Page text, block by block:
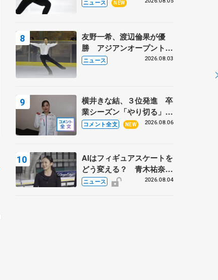
ニュース NEW
友野一希、渡辺倫果が優
勝 アジアンオープントロ
フィー
ニュース 2026.08.03
横井きな結、３位発進 卒
業シーズン「やり切る」
【みなとアクルス杯SP】
コメント全文 NEW 2026.08.06
AIはフィギュアスケートを
どう変える？ 青木祐奈と
考える採点、トレーニング
ニュース 2026.08.04